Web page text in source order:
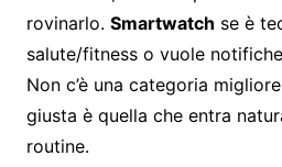
rovinarlo. Smartwatch se è
salute/fitness o vuole
Non c’è una categoria
giusta è quella che entra
routine.